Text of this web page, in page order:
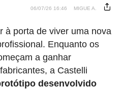
06/07/26 16:46 MIGUE A.
à porta de viver uma nova
Enquanto os
a ganhar
a Castelli
desenvolvido